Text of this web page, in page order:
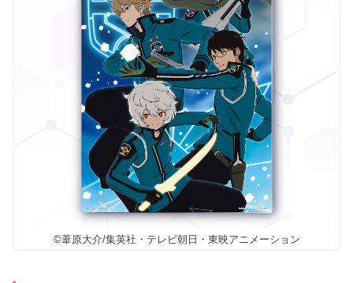
©葦原大介/集英社・テレビ朝日・東映アニメーション